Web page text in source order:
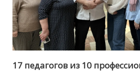
17 педагогов из 10